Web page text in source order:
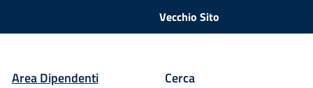
Vecchio Sito
Area Dipendenti Cerca